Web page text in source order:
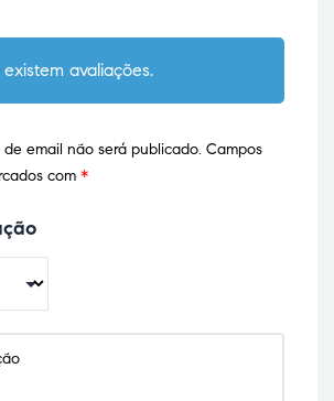
avaliações.
email não será publicado. Campos
com *